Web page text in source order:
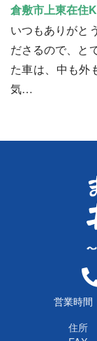
倉敷市上東在住
いつもありがと
ださるので、と
た車は、中も外
気…
営業時間
住所